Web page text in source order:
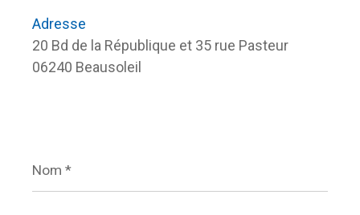
Adresse
20 Bd de la République et 35 rue Pasteur
06240 Beausoleil
*